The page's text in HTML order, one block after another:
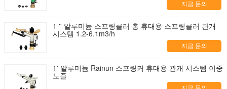
지금 문의
1 '' 알루미늄 스프링클러 총 휴대용 스프링클러 관개
시스템 1.2-6.1m3/h
지금 문의
1' 알루미늄 Rainun 스프링커 휴대용 관개 시스템 이중
노즐